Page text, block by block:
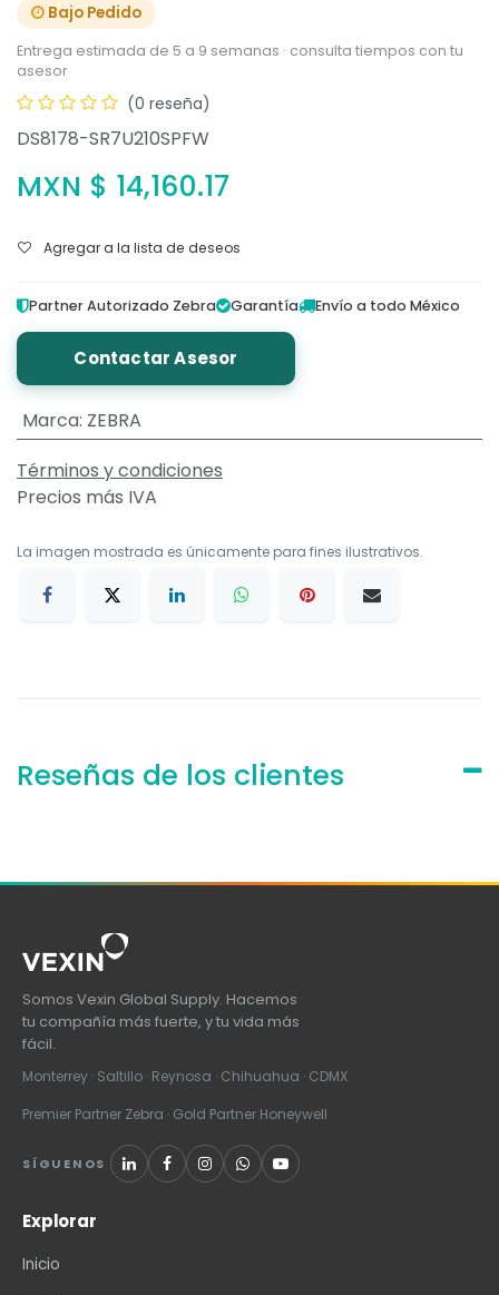
Bajo Pedido
Entrega estimada de 5 a 9 semanas · consulta tiempos con tu
asesor
(0 reseña)
DS8178-SR7U210SPFW
MXN $ 14,160.17
Agregar a la lista de deseos
Partner Autorizado Zebra Garantía Envío a todo México
Contactar Asesor
Marca: ZEBRA
Términos y condiciones
Precios más IVA
La imagen mostrada es únicamente para fines ilustrativos.
Reseñas de los clientes
Somos Vexin Global Supply. Hacemos
tu compañía más fuerte, y tu vida más
fácil.
Monterrey · Saltillo · Reynosa · Chihuahua · CDMX
Premier Partner Zebra · Gold Partner Honeywell
SÍGUENOS
Explorar
Inicio